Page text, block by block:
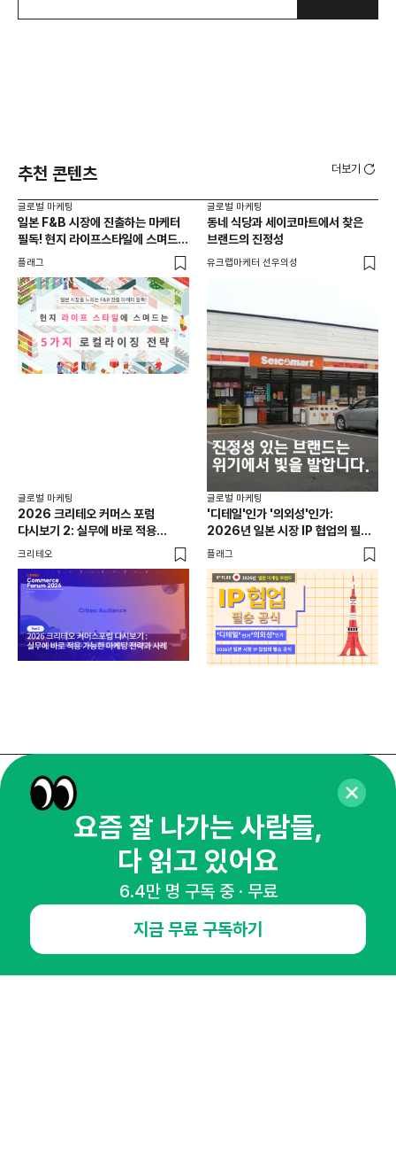
추천 콘텐츠 더보기
글로벌 마케팅
일본 F&B 시장에 진출하는 마케터
필독! 현지 라이프스타일에 스며드는
5가지 로컬라이징 전략
플래그
글로벌 마케팅
동네 식당과 세이코마트에서 찾은
브랜드의 진정성
유크랩마케터 선우의성
글로벌 마케팅
2026 크리테오 커머스 포럼
다시보기 2: 실무에 바로 적용
가능한 마케팅 전략과 사례
크리테오
글로벌 마케팅
'디테일'인가 '의외성'인가:
2026년 일본 시장 IP 협업의 필승
공식
플래그
매주 화요일 아침,
마케팅 감각을 깨워 드릴게요!
65,043명의 마케터를 성장시키는 뉴스레터
NHN AD
요즘 잘 나가는 사람들,
다 읽고 있어요
6.4만 명 구독 중 · 무료
지금 무료 구독하기